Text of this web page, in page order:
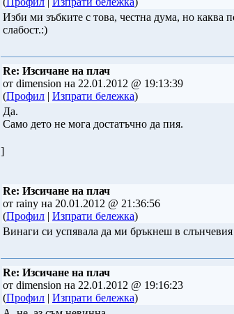
Изби ми зъбките с това, честна дума, но каква
слабост.:)
Re: Изсичане на плач
от dimension на 22.01.2012 @ 19:13:39
(Профил | Изпрати бележка)
Да.
Само дето не мога достатъчно да пия.
]
Re: Изсичане на плач
от rainy на 20.01.2012 @ 21:36:56
(Профил | Изпрати бележка)
Винаги си успявала да ми бръкнеш в слънчевия
Re: Изсичане на плач
от dimension на 22.01.2012 @ 19:16:23
(Профил | Изпрати бележка)